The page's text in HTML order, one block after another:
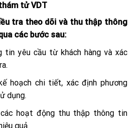
tử VDT
tra theo dõi và thu thập thông
các bước sau:
tin yêu cầu từ khách hàng và xác
hoạch chi tiết, xác định phương
dụng.
hoạt động thu thập thông tin
quả.